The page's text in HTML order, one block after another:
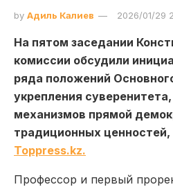
by Адиль Калиев 2026/01/29
На пятом заседании
комиссии обсудили
ряда положений
укрепления
механизмов прямой
традиционных ценностей,
Toppress.kz.
Профессор и первый